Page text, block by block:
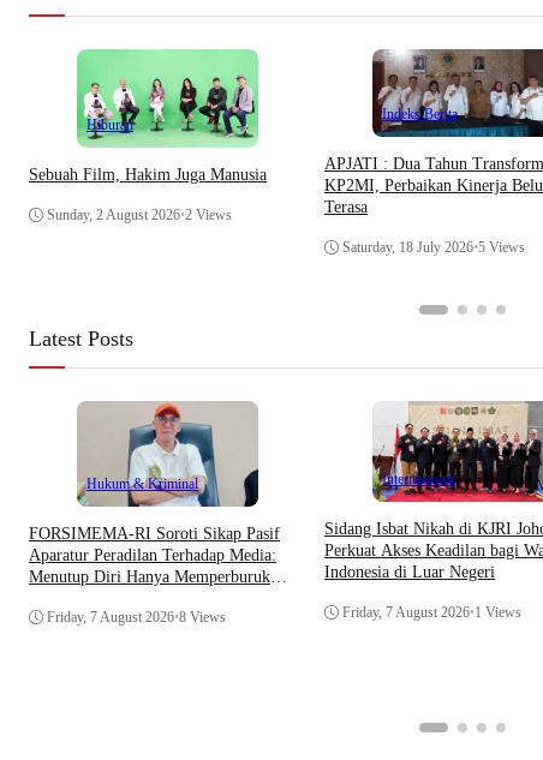
Hiburan
Sebuah Film, Hakim Juga Manusia
Sunday, 2 August 2026•2 Views
Indeks Berita
APJATI : Dua Tahun
KP2MI, Perbaikan Kinerja
Terasa
Saturday, 18 July 2026•5 Views
Latest Posts
Hukum & Kriminal
​FORSIMEMA-RI Soroti Sikap Pasif
Aparatur Peradilan Terhadap Media:
Menutup Diri Hanya Memperburuk
Friday, 7 August 2026•8 Views
Internasional
Sidang Isbat Nikah di KJRI
Perkuat Akses Keadilan bagi
Indonesia di Luar Negeri
Friday, 7 August 2026•1 Views